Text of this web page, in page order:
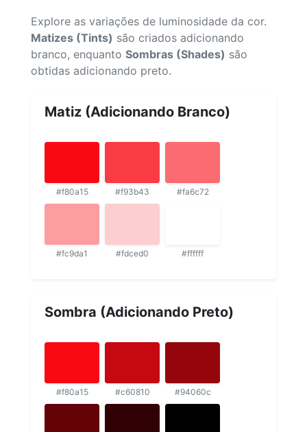
Explore as variações de luminosidade da cor.
Matizes (Tints) são criados adicionando
branco, enquanto Sombras (Shades) são
obtidas adicionando preto.
Matiz (Adicionando Branco)
#f80a15 #f93b43 #fa6c72
#fc9da1 #fdced0 #ffffff
Sombra (Adicionando Preto)
#f80a15 #c60810 #94060c